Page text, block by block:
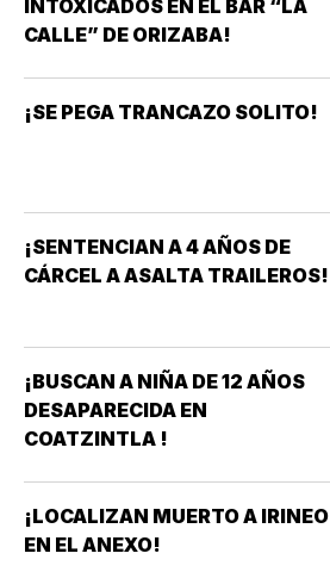
INTOXICADOS EN EL BAR “LA
CALLE” DE ORIZABA!
¡SE PEGA TRANCAZO SOLITO!
¡SENTENCIAN A 4 AÑOS DE
CÁRCEL A ASALTA TRAILEROS!
¡BUSCAN A NIÑA DE 12 AÑOS
DESAPARECIDA EN
COATZINTLA !
¡LOCALIZAN MUERTO A IRINEO
EN EL ANEXO!